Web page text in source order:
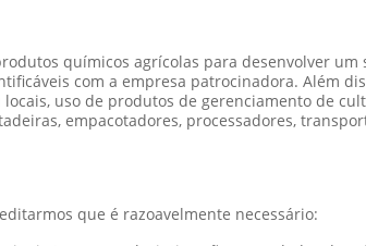
químicos agrícolas para desenvolver
com a empresa patrocinadora. Além
uso de produtos de gerenciamento de
empacotadores, processadores,
que é razoavelmente necessário: